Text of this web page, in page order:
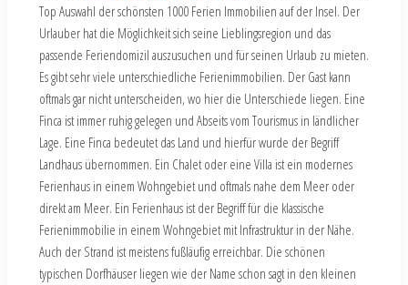
Top Auswahl der schönsten 1000 Ferien Immobilien auf der Insel. Der
Urlauber hat die Möglichkeit sich seine Lieblingsregion und das
passende Feriendomizil auszusuchen und für seinen Urlaub zu mieten.
Es gibt sehr viele unterschiedliche Ferienimmobilien. Der Gast kann
oftmals gar nicht unterscheiden, wo hier die Unterschiede liegen. Eine
Finca ist immer ruhig gelegen und Abseits vom Tourismus in ländlicher
Lage. Eine Finca bedeutet das Land und hierfür wurde der Begriff
Landhaus übernommen. Ein Chalet oder eine Villa ist ein modernes
Ferienhaus in einem Wohngebiet und oftmals nahe dem Meer oder
direkt am Meer. Ein Ferienhaus ist der Begriff für die klassische
Ferienimmobilie in einem Wohngebiet mit Infrastruktur in der Nähe.
Auch der Strand ist meistens fußläufig erreichbar. Die schönen
typischen Dorfhäuser liegen wie der Name schon sagt in den kleinen